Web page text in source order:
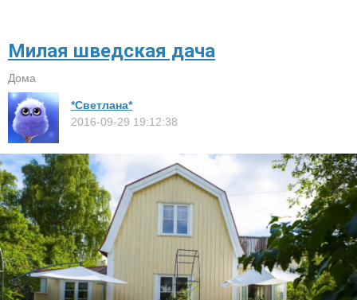
Милая шведская дача
Дома
*Светлана*
2016-09-29 19:12:38